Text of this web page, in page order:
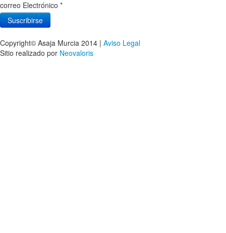
correo Electrónico *
Copyright© Asaja Murcia 2014 | Aviso Legal
Sitio realizado por Neovaloris